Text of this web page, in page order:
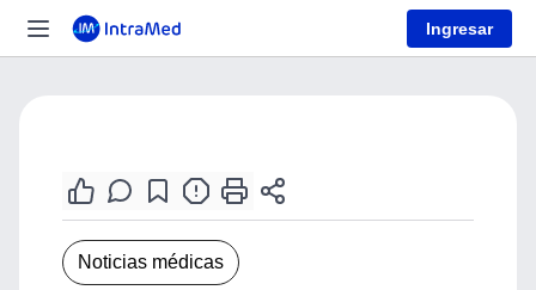
Ingresar
Noticias médicas